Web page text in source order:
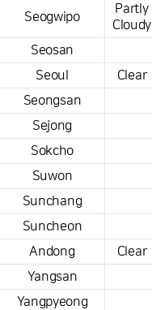
Seogwipo
Partly
Cloudy
Seosan
Seoul
Clear
Seongsan
Sejong
Sokcho
Suwon
Sunchang
Suncheon
Andong
Clear
Yangsan
Yangpyeong